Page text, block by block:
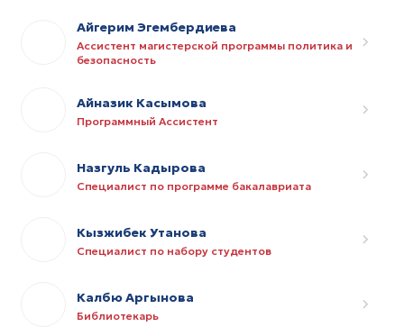
Айгерим Эгембердиева
Ассистент магистерской программы политика и
безопасность
Айназик Касымова
Программный Ассистент
Назгуль Кадырова
Специалист по программе бакалавриата
Кызжибек Утанова
Специалист по набору студентов
Калбю Аргынова
Библиотекарь